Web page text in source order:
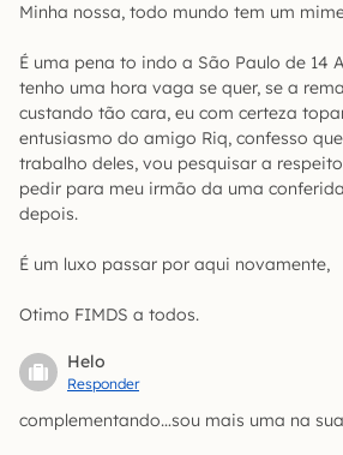
Minha nossa, todo mundo tem um
É uma pena to indo a São Paulo de 14
tenho uma hora vaga se quer, se a
custando tão cara, eu com certeza
entusiasmo do amigo Riq, confesso
trabalho deles, vou pesquisar a
pedir para meu irmão da uma
depois.
É um luxo passar por aqui novamente,
Otimo FIMDS a todos.
Helo
Responder
complementando…sou mais uma na